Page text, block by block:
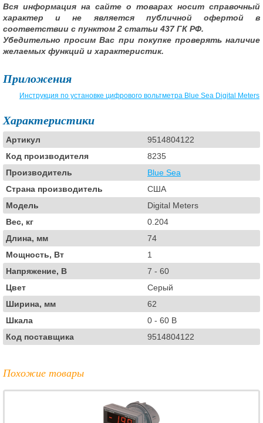
Вся информация на сайте о товарах носит справочный
характер и не является публичной офертой в
соответствии с пунктом 2 статьи 437 ГК РФ.
Убедительно просим Вас при покупке проверять наличие
желаемых функций и характеристик.
Приложения
Инструкция по установке цифрового вольтметра Blue Sea Digital Meters
Характеристики
Артикул
9514804122
Код производителя
8235
Производитель
Blue Sea
Страна производитель
США
Модель
Digital Meters
Вес, кг
0.204
Длина, мм
74
Мощность, Вт
1
Напряжение, В
7 - 60
Цвет
Серый
Ширина, мм
62
Шкала
0 - 60 В
Код поставщика
9514804122
Похожие товары